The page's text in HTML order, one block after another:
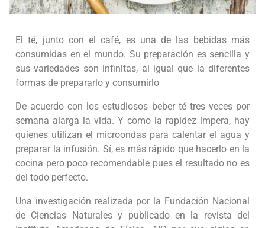
El té, junto con el café, es una de las bebidas más
consumidas en el mundo. Su preparación es sencilla y
sus variedades son infinitas, al igual que la diferentes
formas de prepararlo y consumirlo
De acuerdo con los estudiosos beber té tres veces por
semana alarga la vida. Y como la rapidez impera, hay
quienes utilizan el microondas para calentar el agua y
preparar la infusión. Sí, es más rápido que hacerlo en la
cocina pero poco recomendable pues el resultado no es
del todo perfecto.
Una investigación realizada por la Fundación Nacional
de Ciencias Naturales y publicado en la revista del